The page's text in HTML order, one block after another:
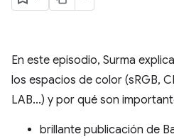
En este episodio, Surma
los espacios de color (sRGB,
LAB...) y por qué son
brillante publicación de